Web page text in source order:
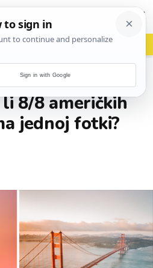
vrh! woot?!
29. studenoga 2024.
8/8 američkih
jednoj fotki?
Sign in with Google